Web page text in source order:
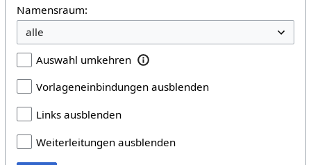
Namensraum:
Auswahl umkehren
Vorlageneinbindungen ausblenden
Links ausblenden
Weiterleitungen ausblenden